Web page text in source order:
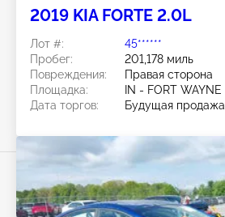
2019 KIA FORTE 2.0L
Лот #:
45******
Пробег:
201,178 миль
Повреждения:
Правая сторона
Площадка:
IN - FORT WAYNE
Дата торгов:
Будущая продажа